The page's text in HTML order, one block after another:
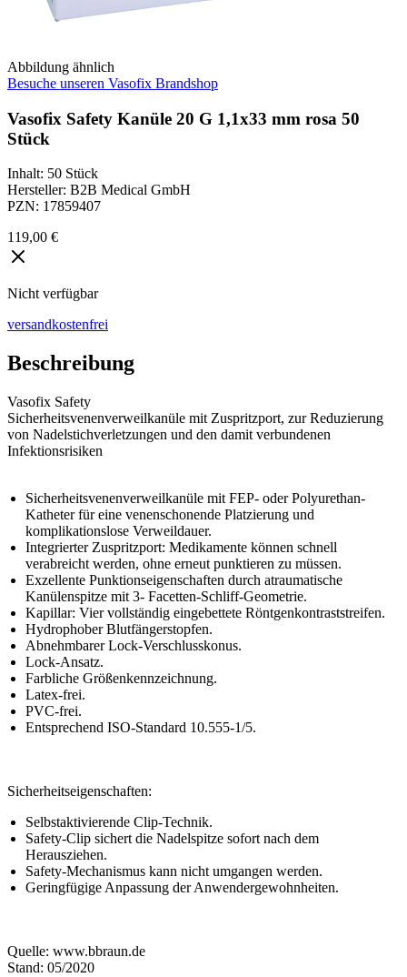
Abbildung ähnlich
Besuche unseren Vasofix Brandshop
Vasofix Safety Kanüle 20 G 1,1x33 mm rosa 50
Stück
Inhalt: 50 Stück
Hersteller: B2B Medical GmbH
PZN: 17859407
119,00 €
Nicht verfügbar
versandkostenfrei
Beschreibung
Vasofix Safety
Sicherheitsvenenverweilkanüle mit Zuspritzport, zur Reduzierung
von Nadelstichverletzungen und den damit verbundenen
Infektionsrisiken
Sicherheitsvenenverweilkanüle mit FEP- oder Polyurethan-
Katheter für eine venenschonende Platzierung und
komplikationslose Verweildauer.
Integrierter Zuspritzport: Medikamente können schnell
verabreicht werden, ohne erneut punktieren zu müssen.
Exzellente Punktionseigenschaften durch atraumatische
Kanülenspitze mit 3- Facetten-Schliff-Geometrie.
Kapillar: Vier vollständig eingebettete Röntgenkontraststreifen.
Hydrophober Blutfängerstopfen.
Abnehmbarer Lock-Verschlusskonus.
Lock-Ansatz.
Farbliche Größenkennzeichnung.
Latex-frei.
PVC-frei.
Entsprechend ISO-Standard 10.555-1/5.
Sicherheitseigenschaften:
Selbstaktivierende Clip-Technik.
Safety-Clip sichert die Nadelspitze sofort nach dem
Herausziehen.
Safety-Mechanismus kann nicht umgangen werden.
Geringfügige Anpassung der Anwendergewohnheiten.
Quelle: www.bbraun.de
Stand: 05/2020